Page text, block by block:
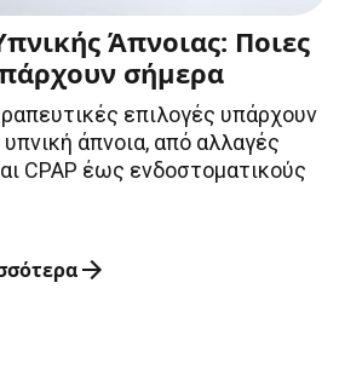
Άπνοιας: Ποιες
σήμερα
επιλογές υπάρχουν
άπνοια, από αλλαγές
CPAP έως ενδοστοματικούς